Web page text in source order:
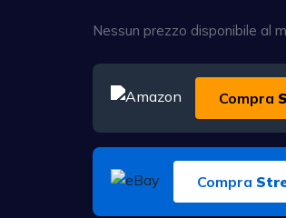
Nessun prezzo disponibile al
Compra
Compra